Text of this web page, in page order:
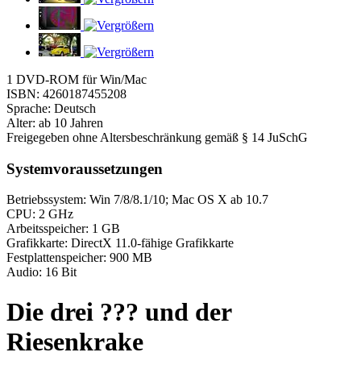
1 DVD-ROM für Win/Mac
ISBN: 4260187455208
Sprache: Deutsch
Alter: ab 10 Jahren
Freigegeben ohne Altersbeschränkung gemäß § 14 JuSchG
Systemvoraussetzungen
Betriebssystem: Win 7/8/8.1/10; Mac OS X ab 10.7
CPU: 2 GHz
Arbeitsspeicher: 1 GB
Grafikkarte: DirectX 11.0-fähige Grafikkarte
Festplattenspeicher: 900 MB
Audio: 16 Bit
Die drei ??? und der
Riesenkrake